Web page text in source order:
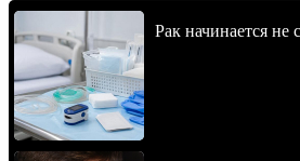
Рак начинается не